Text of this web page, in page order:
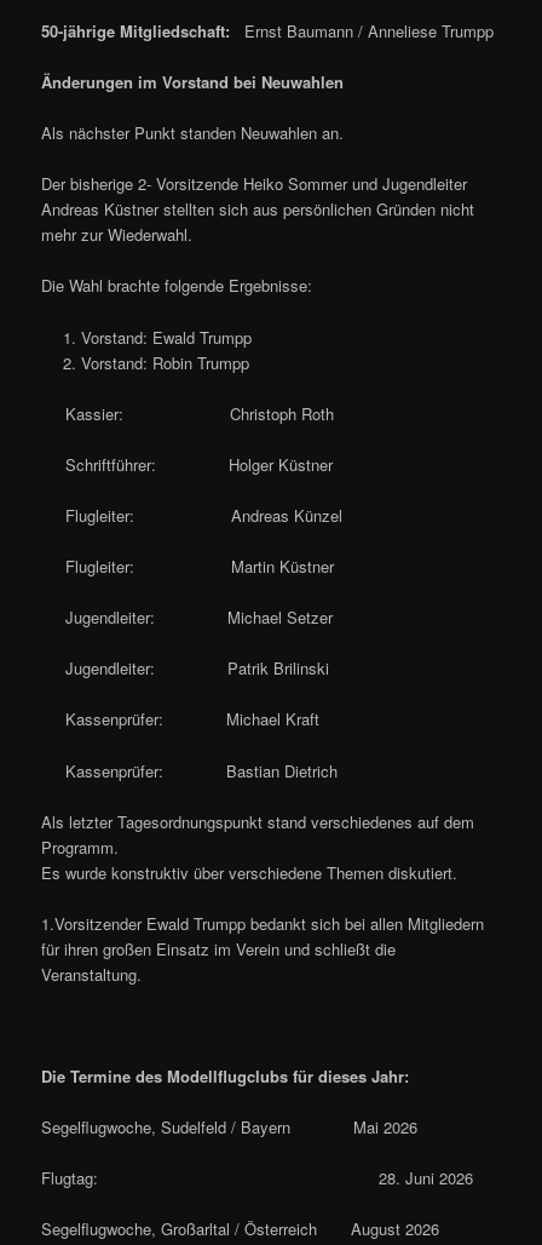
50-jährige Mitgliedschaft: Ernst Baumann / Anneliese Trumpp
Änderungen im Vorstand bei Neuwahlen
Als nächster Punkt standen Neuwahlen an.
Der bisherige 2- Vorsitzende Heiko Sommer und Jugendleiter
Andreas Küstner stellten sich aus persönlichen Gründen nicht
mehr zur Wiederwahl.
Die Wahl brachte folgende Ergebnisse:
Vorstand: Ewald Trumpp
Vorstand: Robin Trumpp
Kassier: Christoph Roth
Schriftführer: Holger Küstner
Flugleiter: Andreas Künzel
Flugleiter: Martin Küstner
Jugendleiter: Michael Setzer
Jugendleiter: Patrik Brilinski
Kassenprüfer: Michael Kraft
Kassenprüfer: Bastian Dietrich
Als letzter Tagesordnungspunkt stand verschiedenes auf dem
Programm.
Es wurde konstruktiv über verschiedene Themen diskutiert.
1.Vorsitzender Ewald Trumpp bedankt sich bei allen Mitgliedern
für ihren großen Einsatz im Verein und schließt die
Veranstaltung.
Die Termine des Modellflugclubs für dieses Jahr:
Segelflugwoche, Sudelfeld / Bayern Mai 2026
Flugtag: 28. Juni 2026
Segelflugwoche, Großarltal / Österreich August 2026